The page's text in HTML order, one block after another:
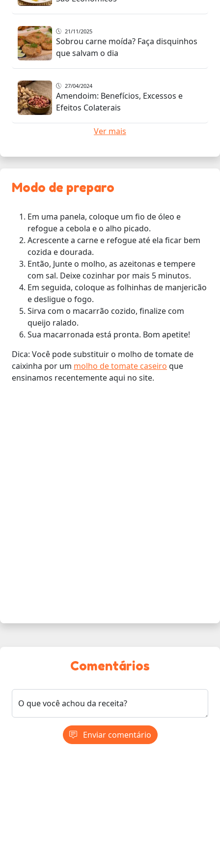
21/11/2025
Sobrou carne moída? Faça disquinhos
que salvam o dia
27/04/2024
Amendoim: Benefícios, Excessos e
Efeitos Colaterais
Ver mais
Modo de preparo
Em uma panela, coloque um fio de óleo e
refogue a cebola e o alho picado.
Acrescente a carne e refogue até ela ficar bem
cozida e dourada.
Então, Junte o molho, as azeitonas e tempere
com sal. Deixe cozinhar por mais 5 minutos.
Em seguida, coloque as folhinhas de manjericão
e desligue o fogo.
Sirva com o macarrão cozido, finalize com
queijo ralado.
Sua macarronada está pronta. Bom apetite!
Dica: Você pode substituir o molho de tomate de
caixinha por um molho de tomate caseiro que
ensinamos recentemente aqui no site.
Comentários
O que você achou da receita?
Enviar comentário